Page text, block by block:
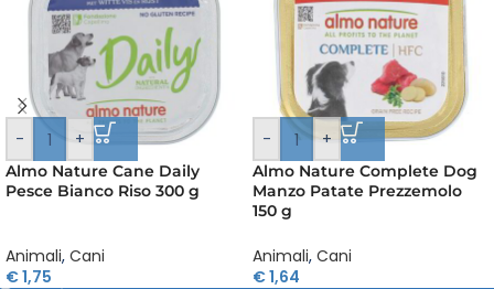
- +
Almo Nature Cane Daily
Pesce Bianco Riso 300 g
Animali, Cani
€1,75
- +
Almo Nature Complete Dog
Manzo Patate Prezzemolo
150 g
Animali, Cani
€1,64